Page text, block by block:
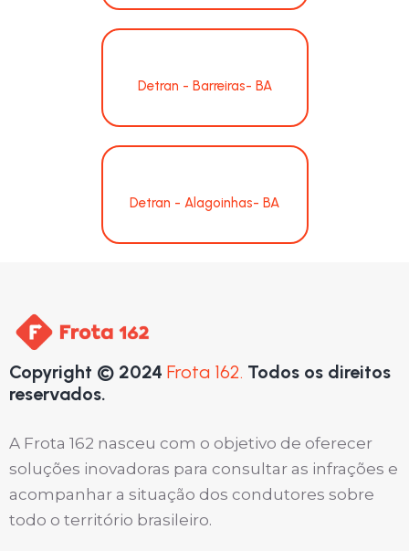
Detran - Barreiras- BA
Detran - Alagoinhas- BA
Copyright © 2024 Frota 162. Todos os direitos
reservados.
A Frota 162 nasceu com o objetivo de oferecer
soluções inovadoras para consultar as infrações e
acompanhar a situação dos condutores sobre
todo o território brasileiro.